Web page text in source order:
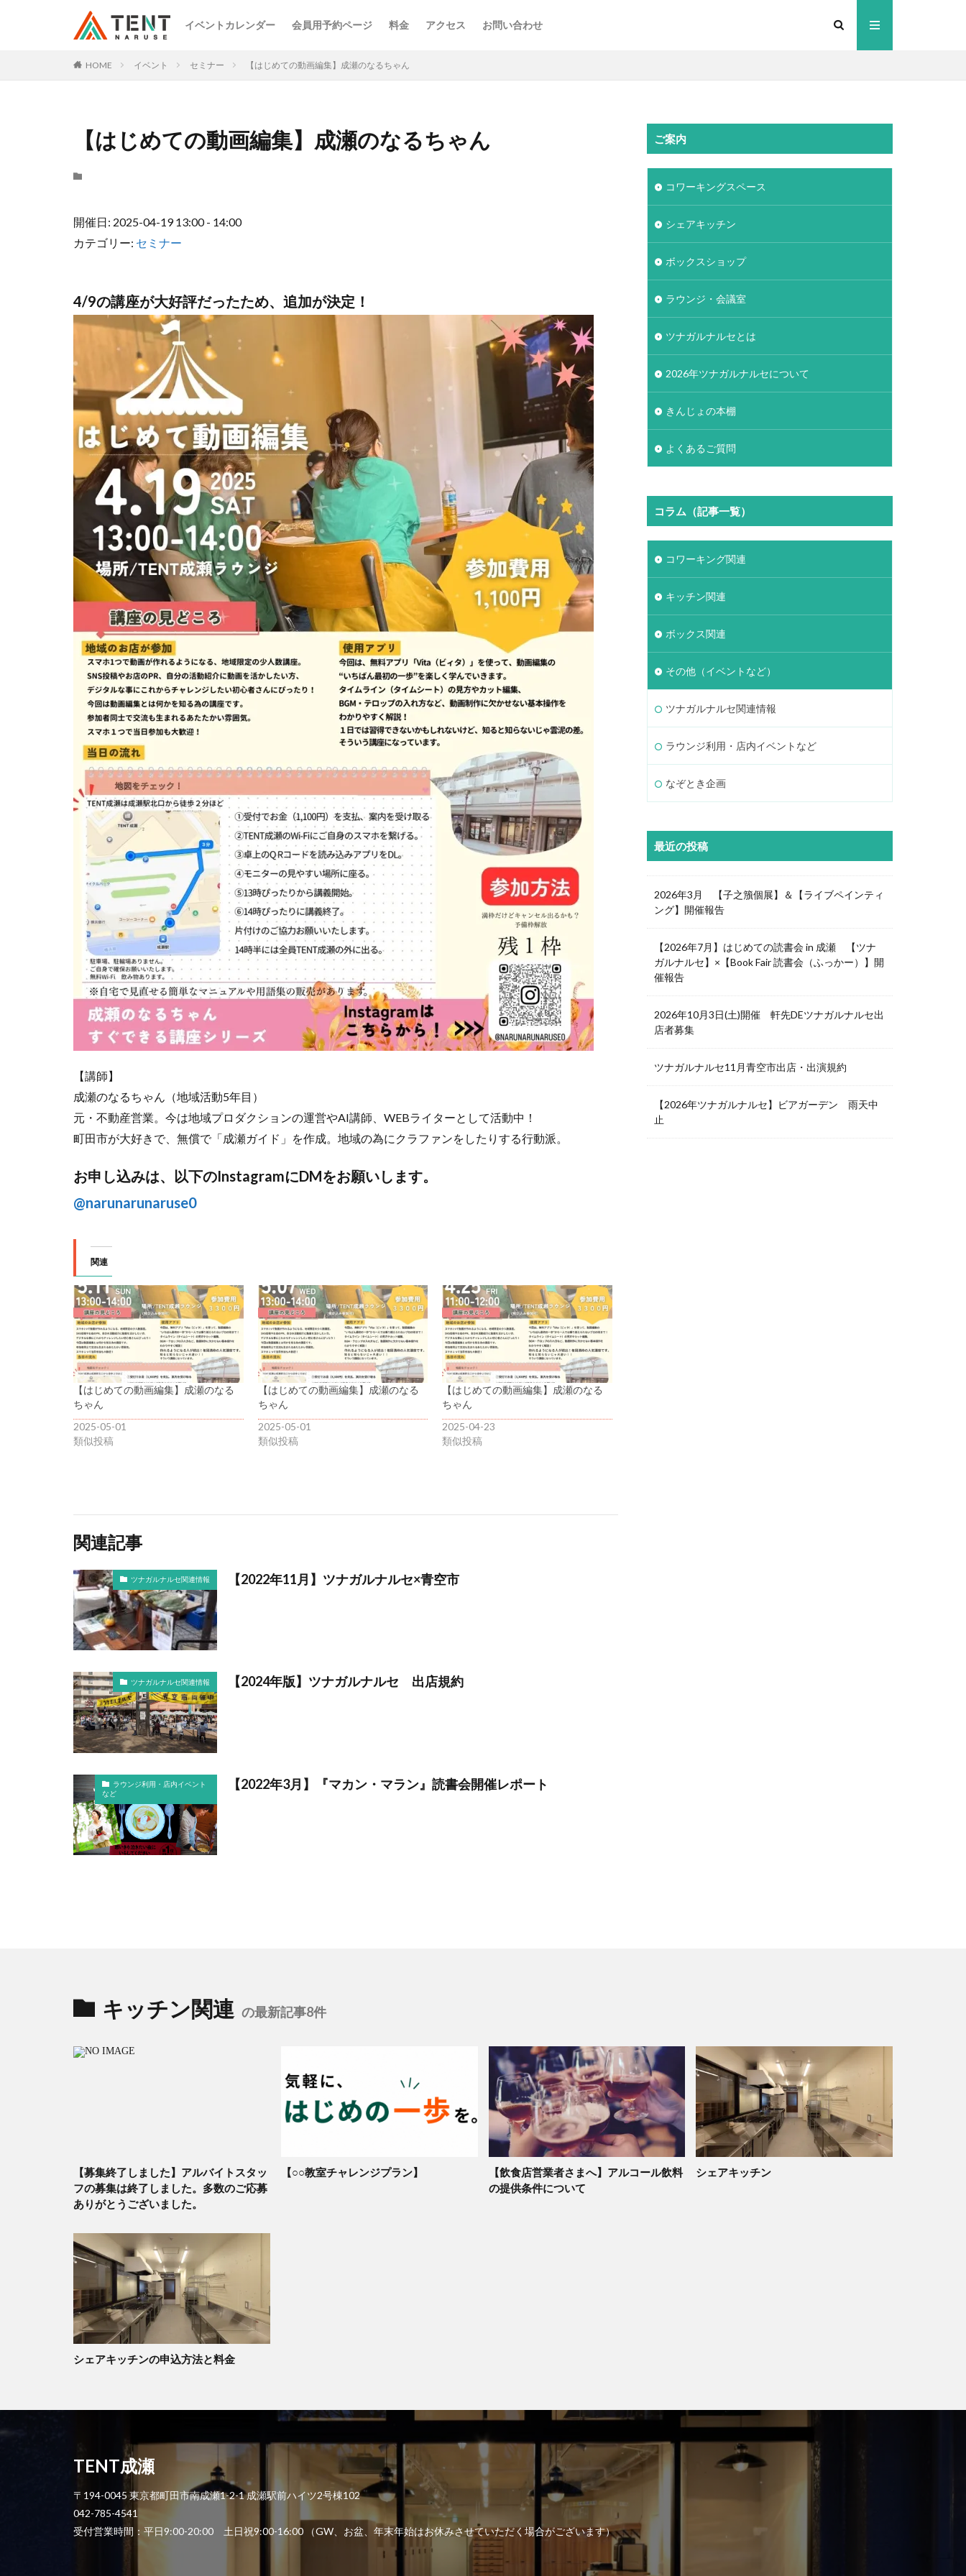
イベントカレンダー 会員用予約ページ 料金 アクセス お問い合わせ
HOME イベント セミナー 【はじめての動画編集】成瀬のなるちゃん
【はじめての動画編集】成瀬のなるちゃん
開催日: 2025-04-19 13:00 - 14:00
カテゴリー: セミナー
4/9の講座が大好評だったため、追加が決定！
【講師】
成瀬のなるちゃん（地域活動5年目）
元・不動産営業。今は地域プロダクションの運営やAI講師、WEBライターとして活動中！
町田市が大好きで、無償で「成瀬ガイド」を作成。地域の為にクラファンをしたりする行動派。
お申し込みは、以下のInstagramにDMをお願いします。
@narunarunaruse0
関連
【はじめての動画編集】成瀬のなる
ちゃん
2025-05-01
類似投稿
【はじめての動画編集】成瀬のなる
ちゃん
2025-05-01
類似投稿
【はじめての動画編集】成瀬のなる
ちゃん
2025-04-23
類似投稿
関連記事
ツナガルナルセ関連情報 【2022年11月】ツナガルナルセ×青空市
ツナガルナルセ関連情報 【2024年版】ツナガルナルセ 出店規約
ラウンジ利用・店内イベント
など
【2022年3月】『マカン・マラン』読書会開催レポート
ご案内
コワーキングスペース
シェアキッチン
ボックスショップ
ラウンジ・会議室
ツナガルナルセとは
2026年ツナガルナルセについて
きんじょの本棚
よくあるご質問
コラム（記事一覧）
コワーキング関連
キッチン関連
ボックス関連
その他（イベントなど）
ツナガルナルセ関連情報
ラウンジ利用・店内イベントなど
なぞとき企画
最近の投稿
2026年3月 【子之籏個展】＆【ライブペインティ
ング】開催報告
【2026年7月】はじめての読書会 in 成瀬 【ツナ
ガルナルセ】×【Book Fair 読書会（ふっかー）】開
催報告
2026年10月3日(土)開催 軒先DEツナガルナルセ出
店者募集
ツナガルナルセ11月青空市出店・出演規約
【2026年ツナガルナルセ】ビアガーデン 雨天中
止
キッチン関連 の最新記事8件
【募集終了しました】アルバイトスタッ
フの募集は終了しました。多数のご応募
ありがとうございました。
【○○教室チャレンジプラン】
【飲食店営業者さまへ】アルコール飲料
の提供条件について
シェアキッチン
シェアキッチンの申込方法と料金
TENT成瀬
〒194-0045 東京都町田市南成瀬1-2-1 成瀬駅前ハイツ2号棟102
042-785-4541
受付営業時間：平日9:00-20:00 土日祝9:00-16:00 （GW、お盆、年末年始はお休みさせていただく場合がございます）